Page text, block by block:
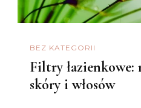
BEZ KATEGORII
Filtry łazienkowe:
skóry i włosów